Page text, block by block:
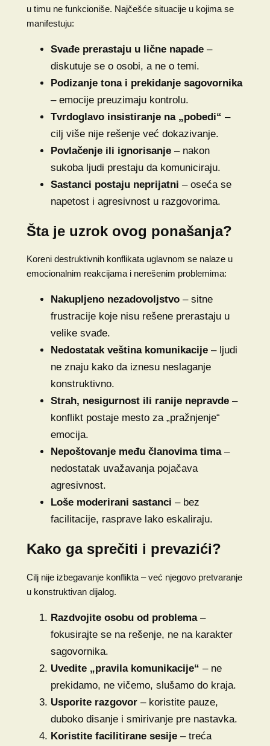
u timu ne funkcioniše. Najčešće situacije u kojima se
manifestuju:
Svađe prerastaju u lične napade–
diskutuje se o osobi, a ne o temi.
Podizanje tona i prekidanje sagovornika
– emocije preuzimaju kontrolu.
Tvrdoglavo insistiranje na „pobedi“ –
cilj više nije rešenje već dokazivanje.
Povlačenje ili ignorisanje– nakon
sukoba ljudi prestaju da komuniciraju.
Sastanci postaju neprijatni – oseća se
napetost i agresivnost u razgovorima.
Šta je uzrok ovog ponašanja?
Koreni destruktivnih konflikata uglavnom se nalaze u
emocionalnim reakcijama i nerešenim problemima:
Nakupljeno nezadovoljstvo– sitne
frustracije koje nisu rešene prerastaju u
velike svađe.
Nedostatak veština komunikacije– ljudi
ne znaju kako da iznesu neslaganje
konstruktivno.
Strah, nesigurnost ili ranije nepravde–
konflikt postaje mesto za „pražnjenje“
emocija.
Nepoštovanje među članovima tima–
nedostatak uvažavanja pojačava
agresivnost.
Loše moderirani sastanci – bez
facilitacije, rasprave lako eskaliraju.
Kako ga sprečiti i prevazići?
Cilj nije izbegavanje konflikta – već njegovo pretvaranje
u konstruktivan dijalog.
Razdvojite osobu od problema–
fokusirajte se na rešenje, ne na karakter
sagovornika.
Uvedite „pravila komunikacije“ – ne
prekidamo, ne vičemo, slušamo do kraja.
Usporite razgovor– koristite pauze,
duboko disanje i smirivanje pre nastavka.
Koristite facilitirane sesije– treća